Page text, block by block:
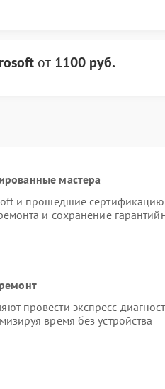
от 1100 руб.
мастера
и прошедшие
и сохранение
провести экспресс-
время без устройства